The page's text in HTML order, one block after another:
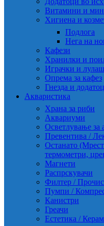
Витамини и
Хигиена и
Подлога
Нега на
Кафези
Хранилки и
Играчки и
Опрема за кафез
Гнезда и
Акваристика
Храна за риби
Аквариуми
Осветлување за
Превентива /
Останато
термометри,
Магнети
Распрскувачи
Филтер /
Пумпи /
Канистри
Греачи
Естетика /